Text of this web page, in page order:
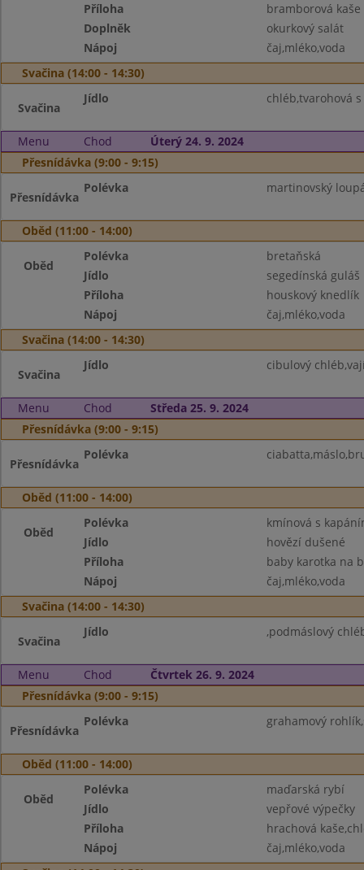
Příloha
bramborová kaše
Doplněk
okurkový salát
Nápoj
čaj,mléko,voda
Svačina (14:00 - 14:30)
Svačina
Jídlo chléb,tvarohová
Menu Chod
Úterý 24. 9. 2024
Přesnídávka (9:00 - 9:15)
Přesnídávka
Polévka martinovský
Oběd (11:00 - 14:00)
Oběd
Polévka
bretaňská
Jídlo
segedínská guláš
Příloha
houskový knedlík
Nápoj
čaj,mléko,voda
Svačina (14:00 - 14:30)
Svačina
Jídlo cibulový
Menu Chod
Středa 25. 9. 2024
Přesnídávka (9:00 - 9:15)
Přesnídávka
Polévka
Oběd (11:00 - 14:00)
Oběd
Polévka
kmínová s
Jídlo
hovězí dušené
Příloha
baby karotka na
Nápoj
čaj,mléko,voda
Svačina (14:00 - 14:30)
Svačina
Jídlo ,podmáslový
Menu Chod
Čtvrtek 26. 9. 2024
Přesnídávka (9:00 - 9:15)
Přesnídávka
Polévka grahamový
Oběd (11:00 - 14:00)
Oběd
Polévka
maďarská rybí
Jídlo
vepřové výpečky
Příloha
hrachová
Nápoj
čaj,mléko,voda